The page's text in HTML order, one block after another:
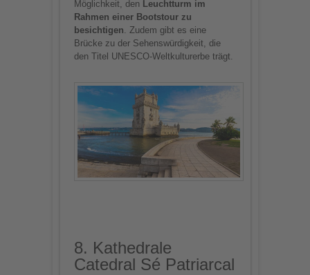
Möglichkeit, den Leuchtturm im
Rahmen einer Bootstour zu
besichtigen . Zudem gibt es eine
Brücke zu der Sehenswürdigkeit, die
den Titel UNESCO-Weltkulturerbe trägt.
8. Kathedrale
Catedral Sé Patriarcal